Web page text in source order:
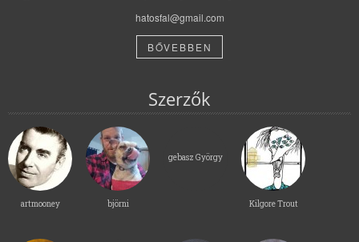
hatosfal@gmail.com
BŐVEBBEN
Szerzők
artmooney björni
gebasz György
Kilgore Trout